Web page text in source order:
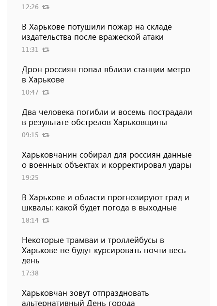
12:26
В Харькове потушили пожар на складе
издательства после вражеской атаки
11:31
Дрон россиян попал вблизи станции метро
в Харькове
10:47
Два человека погибли и восемь пострадали
в результате обстрелов Харьковщины
09:15
Харьковчанин собирал для россиян данные
о военных объектах и ​​корректировал удары
19:25
В Харькове и области прогнозируют град и
шквалы: какой будет погода в выходные
18:14
Некоторые трамваи и троллейбусы в
Харькове не будут курсировать почти весь
день
17:38
Харьковчан зовут отпраздновать
альтернативный День города